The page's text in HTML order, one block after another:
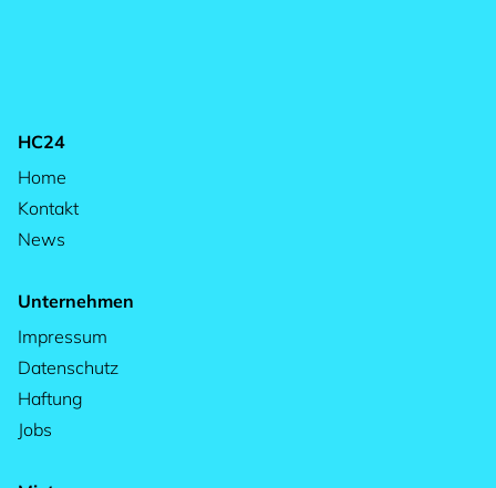
HC24
Home
Kontakt
News
Unternehmen
Impressum
Datenschutz
Haftung
Jobs